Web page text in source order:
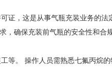
证，这是从事气瓶充装业务的法
，确保充装前气瓶的安全性和合
等。 操作人员需熟悉七氟丙烷